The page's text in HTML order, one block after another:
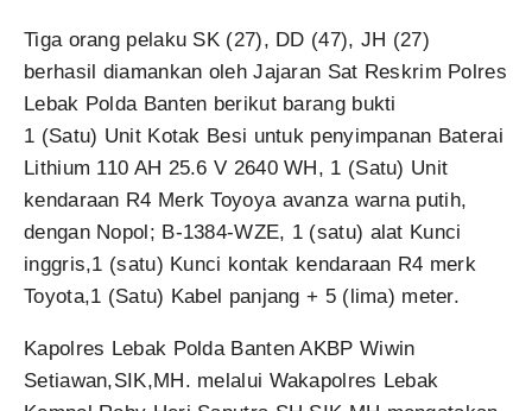
Tiga orang pelaku SK (27), DD (47), JH (27)
berhasil diamankan oleh Jajaran Sat Reskrim Polres
Lebak Polda Banten berikut barang bukti
1 (Satu) Unit Kotak Besi untuk penyimpanan Baterai
Lithium 110 AH 25.6 V 2640 WH, 1 (Satu) Unit
kendaraan R4 Merk Toyoya avanza warna putih,
dengan Nopol; B-1384-WZE, 1 (satu) alat Kunci
inggris,1 (satu) Kunci kontak kendaraan R4 merk
Toyota,1 (Satu) Kabel panjang + 5 (lima) meter.
Kapolres Lebak Polda Banten AKBP Wiwin
Setiawan,SIK,MH. melalui Wakapolres Lebak